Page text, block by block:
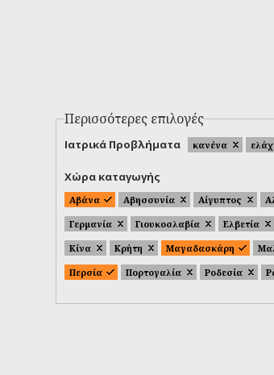
Περισσότερες επιλογές
Ιατρικά Προβλήματα κανένα
Χώρα καταγωγής
Αβάνα Αβησσυνία Αίγυπτος
Γερμανία
Γιουκοσλαβία Ελβετία
Κίνα
Κρήτη Μαγαδασκάρη
Περσία
Πορτογαλία Ροδεσία